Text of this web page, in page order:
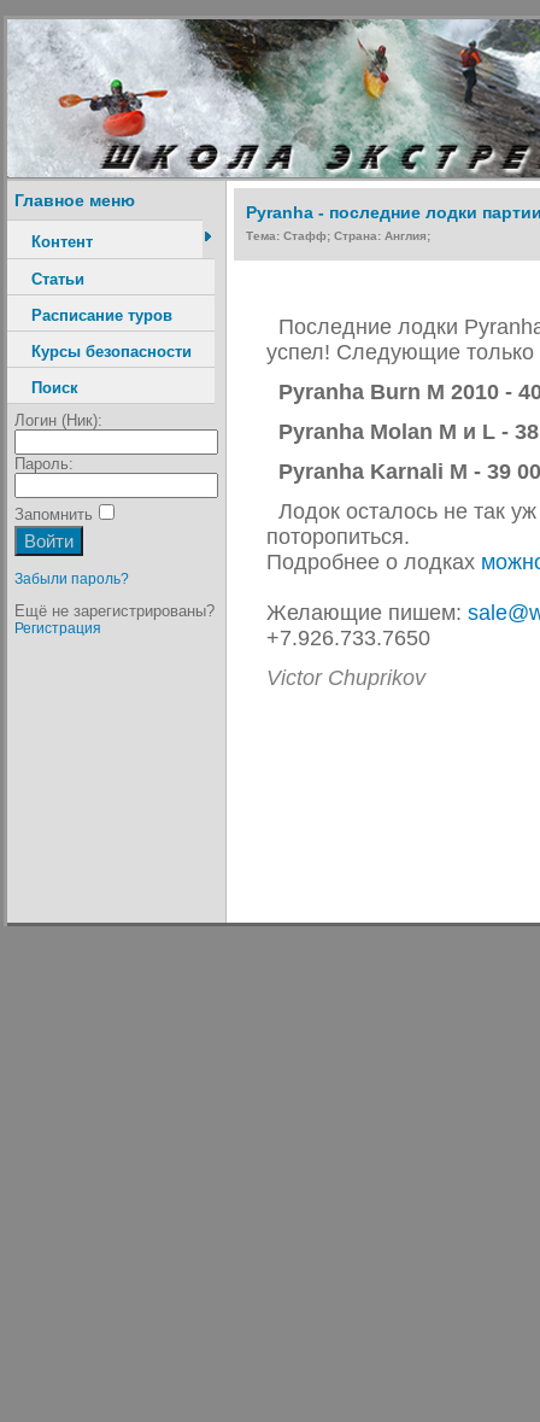
Главное меню
Контент
Статьи
Расписание туров
Курсы безопасности
Поиск
Логин (Ник):
Пароль:
Запомнить
Забыли пароль?
Ещё не зарегистрированы?
Регистрация
Pyranha - последние лодки
Тема: Стафф; Страна: Англия;
Последние лодки
успел! Следующие только
Pyranha Burn M 2010 -
Pyranha Molan M и L -
Pyranha Karnali M - 39
Лодок осталось не так
поторопиться.
Подробнее о лодках
Желающие пишем:
+7.926.733.7650
Victor Chuprikov